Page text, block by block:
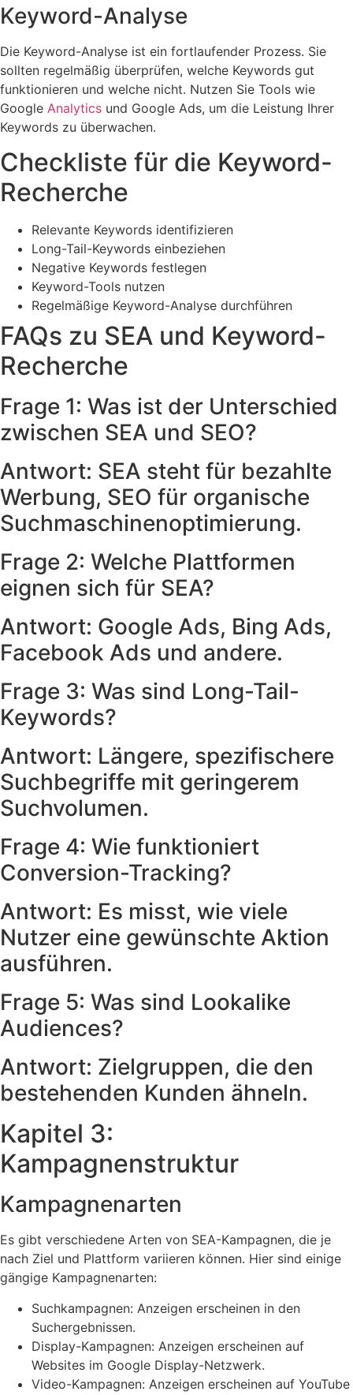
Keyword-Analyse
Die Keyword-Analyse ist ein fortlaufender Prozess. Sie
sollten regelmäßig überprüfen, welche Keywords gut
funktionieren und welche nicht. Nutzen Sie Tools wie
Google Analytics und Google Ads, um die Leistung Ihrer
Keywords zu überwachen.
Checkliste für die Keyword-
Recherche
Relevante Keywords identifizieren
Long-Tail-Keywords einbeziehen
Negative Keywords festlegen
Keyword-Tools nutzen
Regelmäßige Keyword-Analyse durchführen
FAQs zu SEA und Keyword-
Recherche
Frage 1: Was ist der Unterschied
zwischen SEA und SEO?
Antwort: SEA steht für bezahlte
Werbung, SEO für organische
Suchmaschinenoptimierung.
Frage 2: Welche Plattformen
eignen sich für SEA?
Antwort: Google Ads, Bing Ads,
Facebook Ads und andere.
Frage 3: Was sind Long-Tail-
Keywords?
Antwort: Längere, spezifischere
Suchbegriffe mit geringerem
Suchvolumen.
Frage 4: Wie funktioniert
Conversion-Tracking?
Antwort: Es misst, wie viele
Nutzer eine gewünschte Aktion
ausführen.
Frage 5: Was sind Lookalike
Audiences?
Antwort: Zielgruppen, die den
bestehenden Kunden ähneln.
Kapitel 3:
Kampagnenstruktur
Kampagnenarten
Es gibt verschiedene Arten von SEA-Kampagnen, die je
nach Ziel und Plattform variieren können. Hier sind einige
gängige Kampagnenarten:
Suchkampagnen: Anzeigen erscheinen in den
Suchergebnissen.
Display-Kampagnen: Anzeigen erscheinen auf
Websites im Google Display-Netzwerk.
Video-Kampagnen: Anzeigen erscheinen auf YouTube